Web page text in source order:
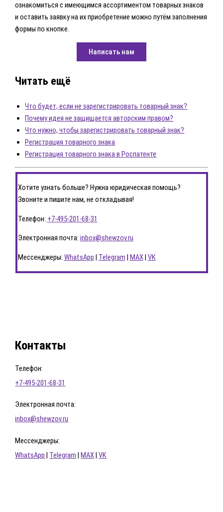
ознакомиться с имеющимся ассортиментом товарных знаков
и оставить заявку на их приобретение можно путём заполнения
формы по кнопке.
Написать нам
Читать ещё
Что будет, если не зарегистрировать товарный знак?
Почему идея не защищается авторским правом?
Что нужно, чтобы зарегистрировать товарный знак?
Регистрация товарного знака
Регистрация товарного знака в Роспатенте
Хотите узнать больше? Нужна юридическая помощь?
Звоните и пишите нам, не откладывая!
Телефон: +7-495-201-68-31
Электронная почта: inbox@shewzov.ru
Мессенджеры: WhatsApp | Telegram | MAX| VK
Контакты
Телефон:
+7-495-201-68-31
Электронная почта:
inbox@shewzov.ru
Мессенджеры:
WhatsApp | Telegram |MAX|VK